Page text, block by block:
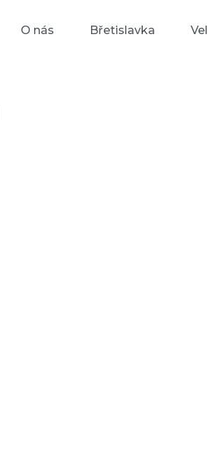
O nás Břetislavka